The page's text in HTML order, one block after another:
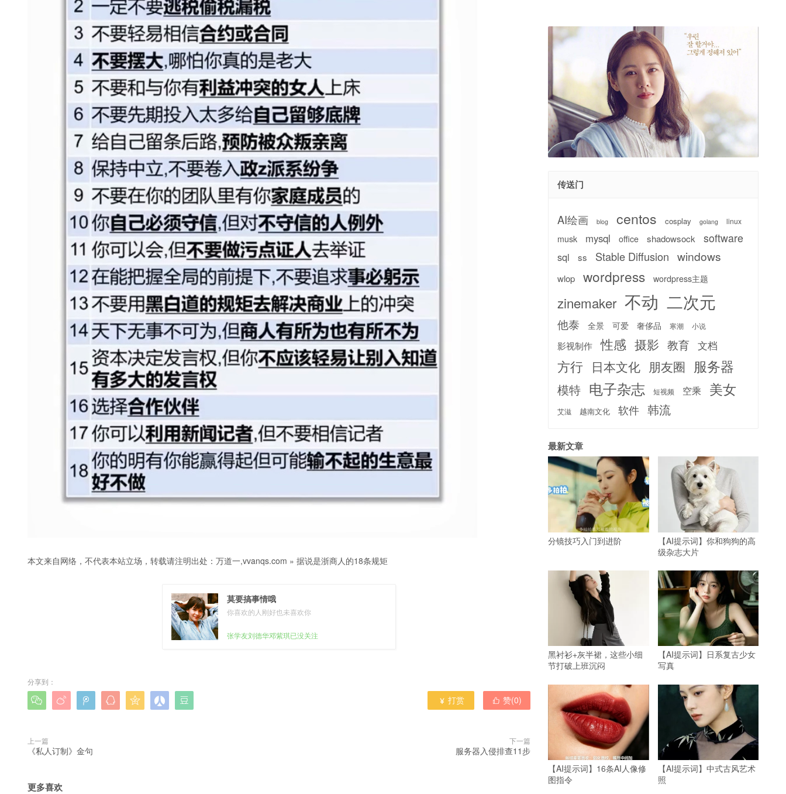
本文来自网络，不代表本站立场，转载请注明出处： 万道一,vvanqs.com » 据说是浙商人的18条规矩
莫要搞事情哦
你喜欢的人刚好也未喜欢你
张学友刘德华邓紫琪已没关注
分享到：
        赞(0)
 打赏
上一篇
《私人订制》金句
下一篇
服务器入侵排查11步
更多喜欢
传送门
AI绘画 blog centos cosplay golang linux
musk mysql office shadowsock software
sql ss Stable Diffusion windows
wlop wordpress wordpress主题
zinemaker 不动 二次元
他泰 全景 可爱 奢侈品 寒潮 小说
影视制作 性感 摄影 教育 文档
方行 日本文化 朋友圈 服务器
模特 电子杂志 短视频 空乘 美女
艾滋 越南文化 软件 韩流
最新文章
分镜技巧入门到进阶
【AI提示词】你和狗狗的高
级杂志大片
黑衬衫+灰半裙，这些小细
节打破上班沉闷
【AI提示词】日系复古少女
写真
【AI提示词】16条AI人像修
图指令
【AI提示词】中式古风艺术
照